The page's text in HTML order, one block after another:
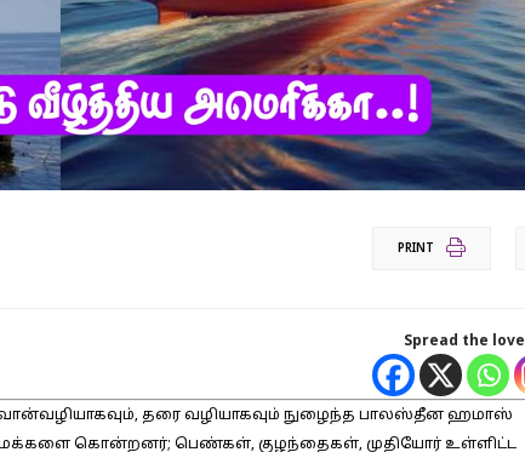
PRINT
Spread the love
தரை வழியாகவும் நுழைந்த பாலஸ்தீன ஹமாஸ்
கொன்றனர்; பெண்கள், குழந்தைகள், முதியோர் உள்ளிட்ட